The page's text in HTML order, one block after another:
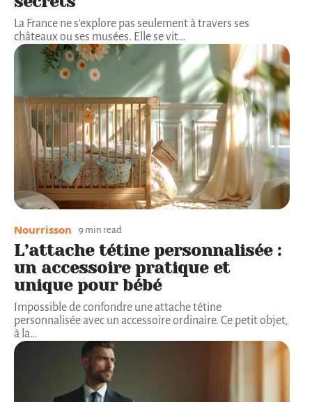
La France ne s'explore pas seulement à travers ses
châteaux ou ses musées. Elle se vit…
Nourrisson 9 min read
L’attache tétine personnalisée :
un accessoire pratique et
unique pour bébé
Impossible de confondre une attache tétine
personnalisée avec un accessoire ordinaire. Ce petit objet,
à la…